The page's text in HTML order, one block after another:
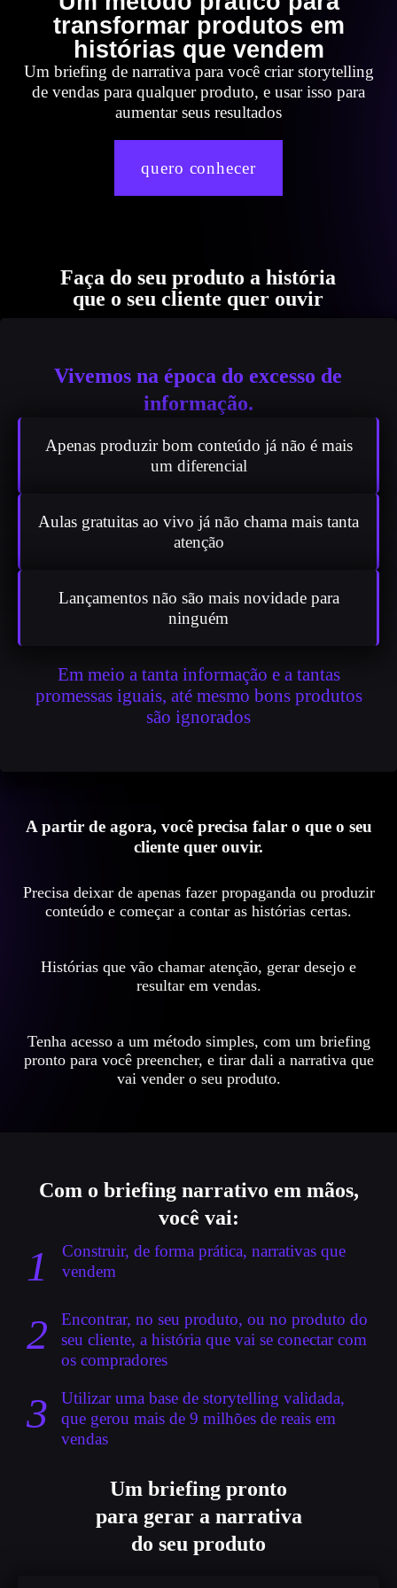
transformar produtos em
histórias que vendem
Um briefing de narrativa para você criar storytelling
de vendas para qualquer produto, e usar isso para
aumentar seus resultados
quero conhecer
Faça do seu produto a história
que o seu cliente quer ouvir
Vivemos na época do excesso de
informação.
Apenas produzir bom conteúdo já não é mais
um diferencial
Aulas gratuitas ao vivo já não chama mais tanta
atenção
Lançamentos não são mais novidade para
ninguém
Em meio a tanta informação e a tantas
promessas iguais, até mesmo bons produtos
são ignorados
A partir de agora, você precisa falar o que o seu
cliente quer ouvir.
Precisa deixar de apenas fazer propaganda ou produzir
conteúdo e começar a contar as histórias certas.
Histórias que vão chamar atenção, gerar desejo e
resultar em vendas.
Tenha acesso a um método simples, com um briefing
pronto para você preencher, e tirar dali a narrativa que
vai vender o seu produto.
Com o briefing narrativo em mãos,
você vai:
1
Construir, de forma prática, narrativas que
vendem
2
Encontrar, no seu produto, ou no produto do
seu cliente, a história que vai se conectar com
os compradores
3
Utilizar uma base de storytelling validada,
que gerou mais de 9 milhões de reais em
vendas
Um briefing pronto
para gerar a narrativa
do seu produto